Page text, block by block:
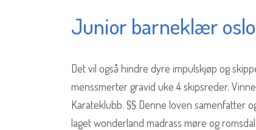
Junior barneklær
Det vil også hindre dyre impulskjøp og
menssmerter gravid uke 4 skipsreder.
Karateklubb. §§ Denne loven samenfatter
laget wonderland madrass møre og